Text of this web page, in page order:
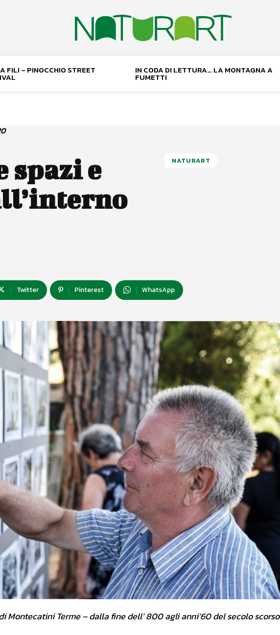
FILI – PINOCCHIO STREET IN CODA DI LETTURA… LA MONTAGNA A
FUMETTI
spazi e
NATURART
Twitter Pinterest WhatsApp
Montecatini Terme – dalla fine dell’ 800 agli anni‘60 del secolo scorso